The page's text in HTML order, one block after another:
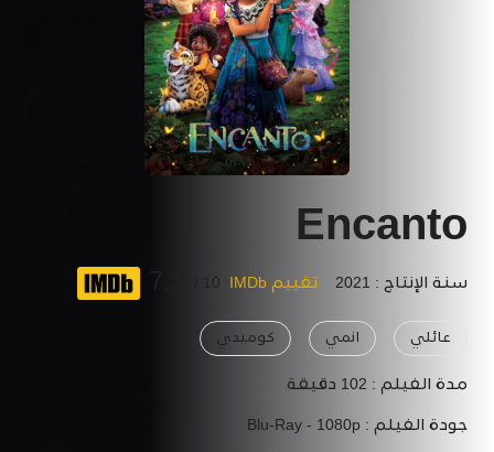
Encanto
سنة الإنتاج : 2021 تقييم IMDb 10 /
عائلي انمي كوميدي
مدة الفيلم : 102 دقيقة
جودة الفيلم : Blu-Ray - 1080p